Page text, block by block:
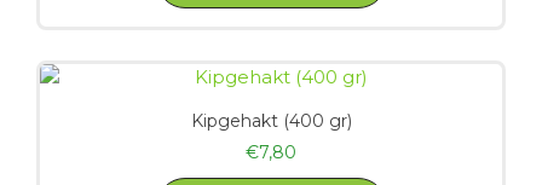
Kipgehakt (400 gr)
€7,80